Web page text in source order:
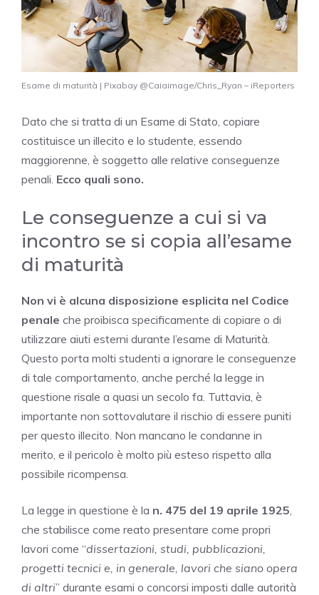
Esame di maturità | Pixabay @Caiaimage/Chris_Ryan – iReporters
Dato che si tratta di un Esame di Stato, copiare
costituisce un illecito e lo studente, essendo
maggiorenne, è soggetto alle relative conseguenze
penali. Ecco quali sono.
Le conseguenze a cui si va
incontro se si copia all’esame
di maturità
Non vi è alcuna disposizione esplicita nel Codice
penale che proibisca specificamente di copiare o di
utilizzare aiuti esterni durante l’esame di Maturità.
Questo porta molti studenti a ignorare le conseguenze
di tale comportamento, anche perché la legge in
questione risale a quasi un secolo fa. Tuttavia, è
importante non sottovalutare il rischio di essere puniti
per questo illecito. Non mancano le condanne in
merito, e il pericolo è molto più esteso rispetto alla
possibile ricompensa.
La legge in questione è la n. 475 del 19 aprile 1925
che stabilisce come reato presentare come propri
lavori come “dissertazioni, studi, pubblicazioni,
progetti tecnici e, in generale, lavori che siano opera
di altri” durante esami o concorsi imposti dalle autorità